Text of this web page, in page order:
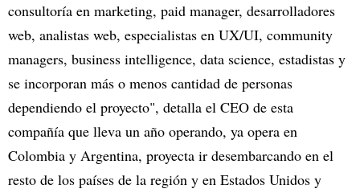
consultoría en marketing, paid manager, desarrolladores
web, analistas web, especialistas en UX/UI, community
managers, business intelligence, data science, estadistas y
se incorporan más o menos cantidad de personas
dependiendo el proyecto", detalla el CEO de esta
compañía que lleva un año operando, ya opera en
Colombia y Argentina, proyecta ir desembarcando en el
resto de los países de la región y en Estados Unidos y